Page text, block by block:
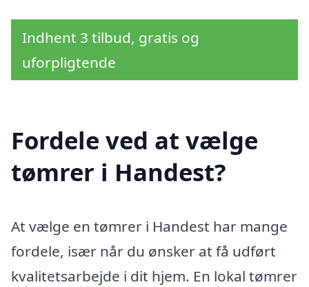
Indhent 3 tilbud, gratis og
uforpligtende
Fordele ved at vælge
tømrer i Handest?
At vælge en tømrer i Handest har mange
fordele, især når du ønsker at få udført
kvalitetsarbejde i dit hjem. En lokal tømrer